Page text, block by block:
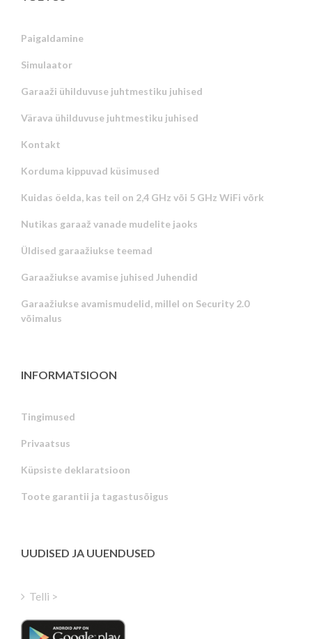
Paigaldamine
Simulaator
Garaaži ühilduvuse juhtmestiku juhised
Värava ühilduvuse juhtmestiku juhised
Kontakt
Korduma kippuvad küsimused
Kuidas öelda, kas teil on 2,4 GHz või 5 GHz WiFi võrk
Nutikas garaaž vanade mudelite jaoks
Üldised garaažiukse teemad
Garaažiukse avamise juhised Juhendid
Garaažiukse avamismudelid, millel on Security 2.0
võimalus
INFORMATSIOON
Tingimused
Privaatsus
Küpsiste deklaratsioon
Toote garantii ja tagastusõigus
UUDISED JA UUENDUSED
Telli >